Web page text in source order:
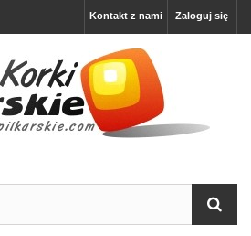
Zaloguj się
Kontakt z nami